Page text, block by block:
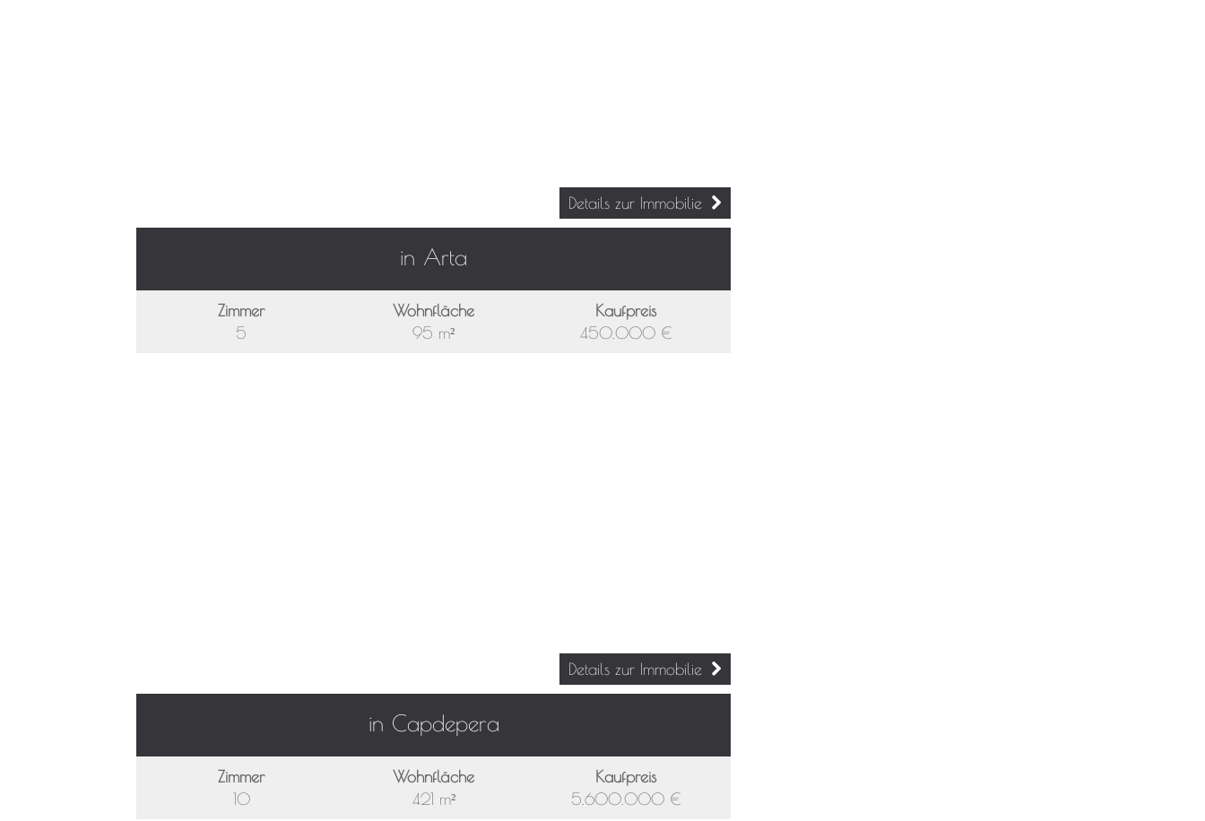
Details zur Immobilie
in Arta
Zimmer
5
Wohnfläche
95 m²
Kaufpreis
450.000 €
Details zur Immobilie
in Capdepera
Zimmer
10
Wohnfläche
421 m²
Kaufpreis
5.600.000 €